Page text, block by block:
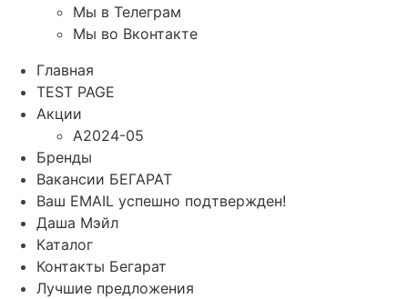
Мы в Телеграм
Мы во Вконтакте
Главная
TEST PAGE
Акции
A2024-05
Бренды
Вакансии БЕГАРАТ
Ваш EMAIL успешно подтвержден!
Даша Мэйл
Каталог
Контакты Бегарат
Лучшие предложения